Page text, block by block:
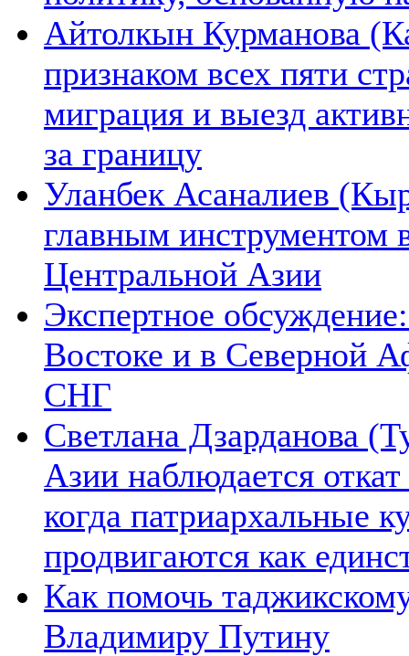
Айтолкын Курманова
признаком всех пяти
миграция и выезд
за границу
Уланбек Асаналиев
главным инструментом
Центральной Азии
Экспертное
Востоке и в Северной
СНГ
Светлана Дзарданова
Азии наблюдается
когда патриархальные
продвигаются как
Как помочь
Владимиру Путину